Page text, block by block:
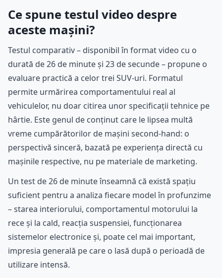
Ce spune testul video despre
aceste mașini?
Testul comparativ – disponibil în format video cu o
durată de 26 de minute și 23 de secunde – propune o
evaluare practică a celor trei SUV-uri. Formatul
permite urmărirea comportamentului real al
vehiculelor, nu doar citirea unor specificații tehnice pe
hârtie. Este genul de conținut care le lipsea multă
vreme cumpărătorilor de mașini second-hand: o
perspectivă sinceră, bazată pe experiența directă cu
mașinile respective, nu pe materiale de marketing.
Un test de 26 de minute înseamnă că există spațiu
suficient pentru a analiza fiecare model în profunzime
– starea interiorului, comportamentul motorului la
rece și la cald, reacția suspensiei, funcționarea
sistemelor electronice și, poate cel mai important,
impresia generală pe care o lasă după o perioadă de
utilizare intensă.